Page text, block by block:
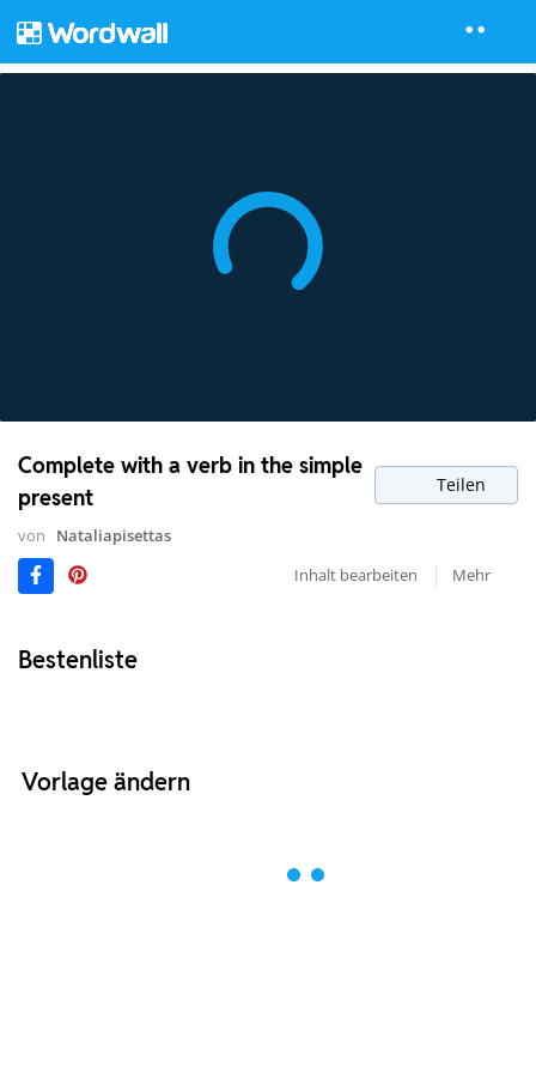
Complete with a verb in the simple
present
Teilen
von
Nataliapisettas
Inhalt bearbeiten
Mehr
Bestenliste
Vorlage ändern